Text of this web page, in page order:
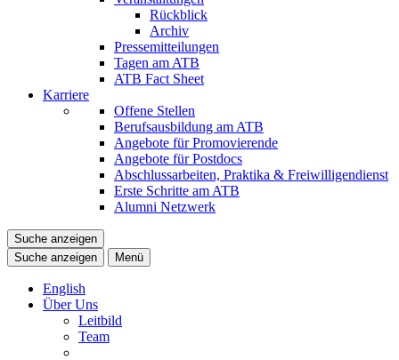
Rückblick
Archiv
Pressemitteilungen
Tagen am ATB
ATB Fact Sheet
Karriere
Offene Stellen
Berufsausbildung am ATB
Angebote für Promovierende
Angebote für Postdocs
Abschlussarbeiten, Praktika & Freiwilligendienst
Erste Schritte am ATB
Alumni Netzwerk
Suche anzeigen
Suche anzeigen
Menü
English
Über Uns
Leitbild
Team